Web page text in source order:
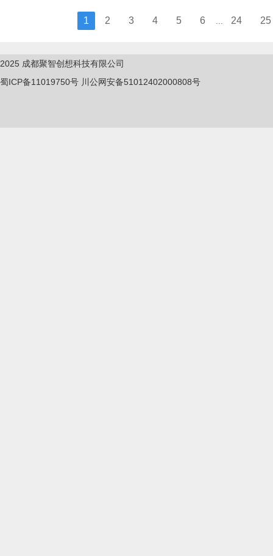
1 2 3 4 5 6 24 25
2025 成都聚智创想科技有限公司
蜀ICP备11019750号 川公网安备51012402000808号